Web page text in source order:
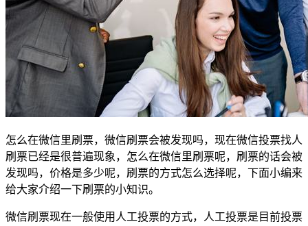
怎么在微信里刷票，微信刷票会被发现吗，现在微信投票找人
刷票已经是很普遍现象，怎么在微信里刷票呢，刷票的话会被
发现吗，价格是多少呢，刷票的方式怎么选择呢，下面小编来
给大家介绍一下刷票的小知识。
微信刷票现在一般使用人工投票的方式，人工投票是目前投票